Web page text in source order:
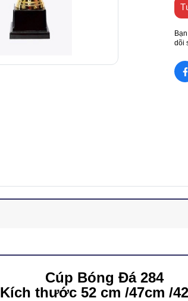
dõi
Cúp Bóng Đá 284
Kích thước 52 cm /47cm /